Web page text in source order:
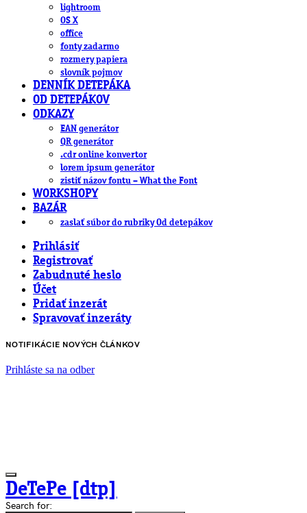
lightroom
OS X
office
fonty zadarmo
rozmery papiera
slovník pojmov
DENNÍK DETEPÁKA
OD DETEPÁKOV
ODKAZY
EAN generátor
QR generátor
.cdr online konvertor
lorem ipsum generátor
zistiť názov fontu – What the Font
WORKSHOPY
BAZÁR
zaslať súbor do rubriky Od detepákov
Prihlásiť
Registrovať
Zabudnuté heslo
Účet
Pridať inzerát
Spravovať inzeráty
NOTIFIKÁCIE NOVÝCH ČLÁNKOV
Prihláste sa na odber
DeTePe [dtp]
Search for: